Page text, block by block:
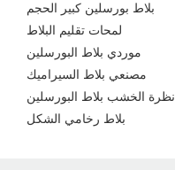
بلاط بورسلين كبير الحجم
لمحات تقليم البلاط
موردي بلاط البورسلين
مصنعي بلاط السيراميك
نظرة الخشب بلاط البورسلين
بلاط رخامي الشكل